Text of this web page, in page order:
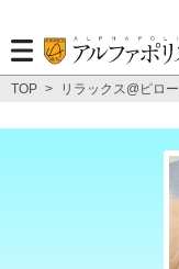
TOP > リラックス@ピロー